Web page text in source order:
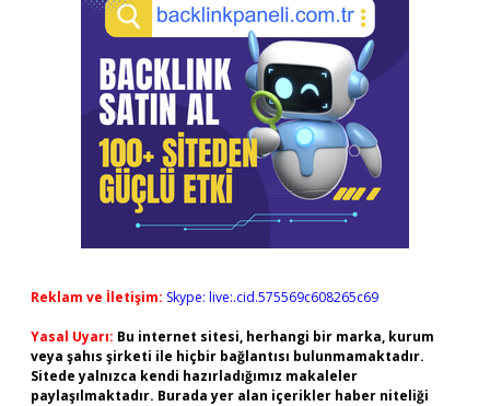
Reklam ve İletişim: Skype: live:.cid.575569c608265c69
Yasal Uyarı: Bu internet sitesi, herhangi bir marka, kurum
veya şahıs şirketi ile hiçbir bağlantısı bulunmamaktadır.
Sitede yalnızca kendi hazırladığımız makaleler
paylaşılmaktadır. Burada yer alan içerikler haber niteliği